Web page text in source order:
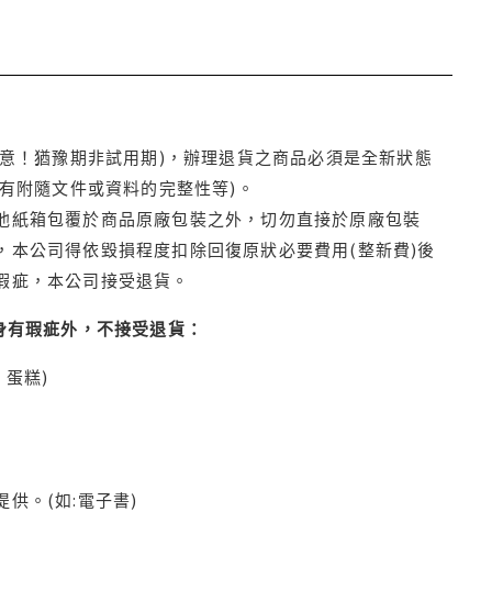
！猶豫期非試用期)，辦理退貨之商品必須是全新狀態
附隨文件或資料的完整性等)。
箱包覆於商品原廠包裝之外，切勿直接於原廠包裝
公司得依毀損程度扣除回復原狀必要費用(整新費)後
，本公司接受退貨。
瑕疵外，不接受退貨：
蛋糕)
供。(如:電子書)